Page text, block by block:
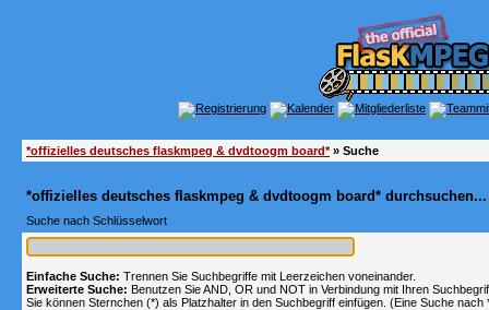
*offizielles deutsches flaskmpeg & dvdtoogm board*» Suche
*offizielles deutsches flaskmpeg & dvdtoogm board* durchsuchen...
Suche nach Schlüsselwort
Einfache Suche: Trennen Sie Suchbegriffe mit Leerzeichen voneinander.
Erweiterte Suche: Benutzen Sie AND, OR und NOT in Verbindung mit Ihren
Sie können Sternchen (*) als Platzhalter in den Suchbegriff einfügen. (Eine Suche